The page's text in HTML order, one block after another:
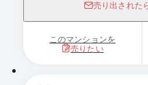
売り出された
このマンションを
売りたい